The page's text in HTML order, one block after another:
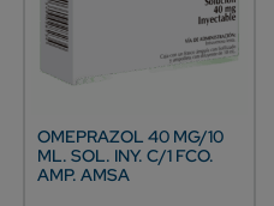
OMEPRAZOL 40 MG/10
ML. SOL. INY. C/1 FCO.
AMP. AMSA